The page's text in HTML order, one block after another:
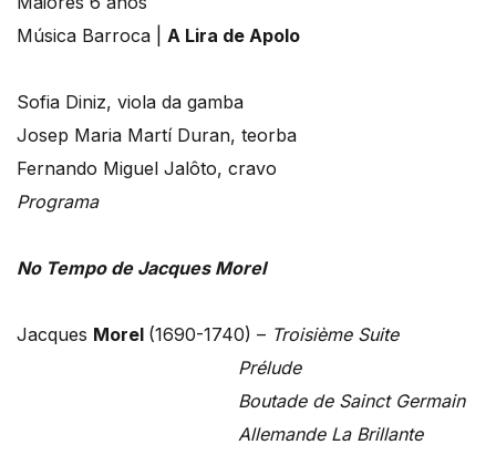
Música Barroca | A Lira de Apolo
Sofia Diniz, viola da gamba
Josep Maria Martí Duran, teorba
Fernando Miguel Jalôto, cravo
Programa
No Tempo de Jacques Morel
Jacques Morel (1690-1740) – Troisième Suite
Prélude
Boutade de Sainct Germain
Allemande La Brillante